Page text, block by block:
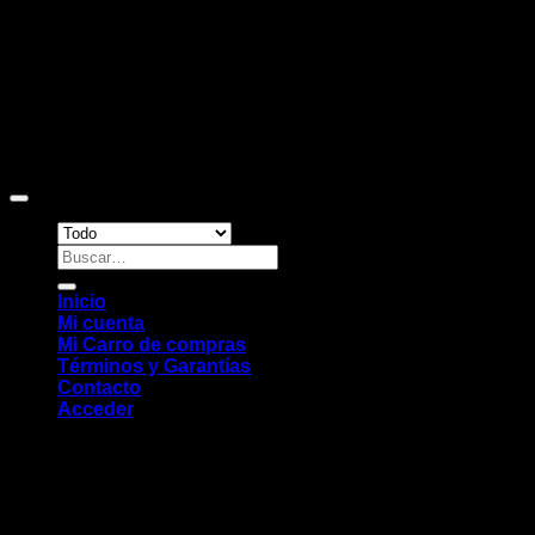
Buscar
por:
Inicio
Mi cuenta
Mi Carro de compras
Términos y Garantías
Contacto
Acceder